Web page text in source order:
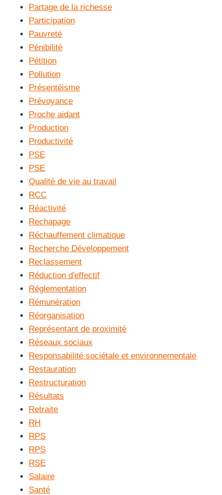
Partage de la richesse
Participation
Pauvreté
Pénibilité
Pétition
Pollution
Présentéisme
Prévoyance
Proche aidant
Production
Productivité
PSE
PSE
Qualité de vie au travail
RCC
Réactivité
Rechapage
Réchauffement climatique
Recherche Développement
Reclassement
Réduction d'effectif
Réglementation
Rémunération
Réorganisation
Représentant de proximité
Réseaux sociaux
Responsabilité sociétale et environnementale
Restauration
Restructuration
Résultats
Retraite
RH
RPS
RPS
RSE
Salaire
Santé